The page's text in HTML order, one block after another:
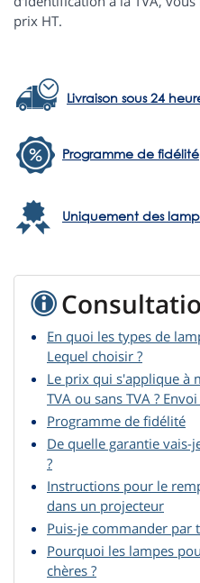
prix HT.
Livraison sous 24
Programme de fidélité
Uniquement des
En quoi les types de
Lequel choisir ?
Le prix qui s'applique à
TVA ou sans TVA ?
Programme de fidélité
De quelle garantie
?
Instructions pour le
dans un projecteur
Puis-je commander par
Pourquoi les lampes
chères ?